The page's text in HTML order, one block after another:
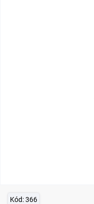
Kód:366